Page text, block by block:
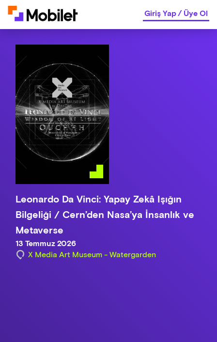
Giriş Yap/Üye Ol
Leonardo Da Vinci: Yapay Zekâ Işığın
Bilgeliği / Cern’den Nasa’ya İnsanlık ve
Metaverse
13 Temmuz 2026
X Media Art Museum - Watergarden